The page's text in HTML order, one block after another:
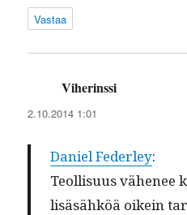
Vastaa
Viherinssi
2.10.2014 1:01
Daniel Fed­er­ley:
Teol­lisu­us vähe­nee
lisäsähköä oikein